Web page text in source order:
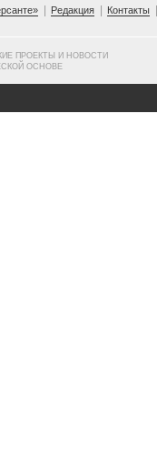
Редакция Контакты
ПРОЕКТЫ И НОВОСТИ
ОСНОВЕ